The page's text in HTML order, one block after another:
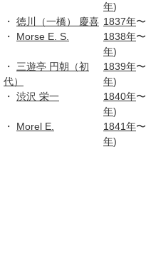
年)
・ 徳川（一橋） 慶喜 1837年〜
・
Morse E. S. 1838年〜
年)
・
三遊亭 円朝（初
代）
1839年〜
年)
・ 渋沢 栄一 1840年〜
年)
・ Morel E. 1841年〜
年)